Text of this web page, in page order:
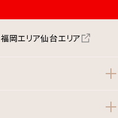
福岡エリア仙台エリア